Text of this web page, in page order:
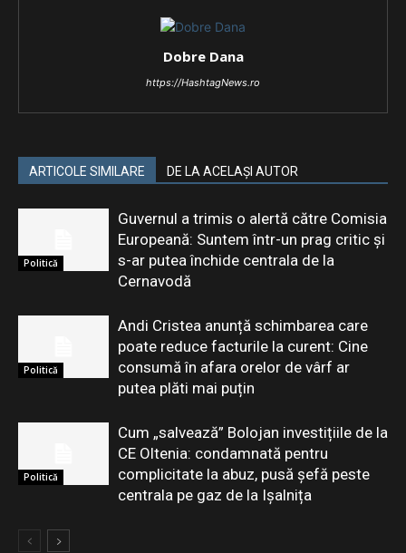
Dobre Dana
https://HashtagNews.ro
ARTICOLE SIMILARE DE LA ACELAȘI AUTOR
Politică
Guvernul a trimis o alertă către Comisia
Europeană: Suntem într-un prag critic și
s-ar putea închide centrala de la
Cernavodă
Politică
Andi Cristea anunță schimbarea care
poate reduce facturile la curent: Cine
consumă în afara orelor de vârf ar
putea plăti mai puțin
Politică
Cum „salvează” Bolojan investițiile de la
CE Oltenia: condamnată pentru
complicitate la abuz, pusă șefă peste
centrala pe gaz de la Ișalnița